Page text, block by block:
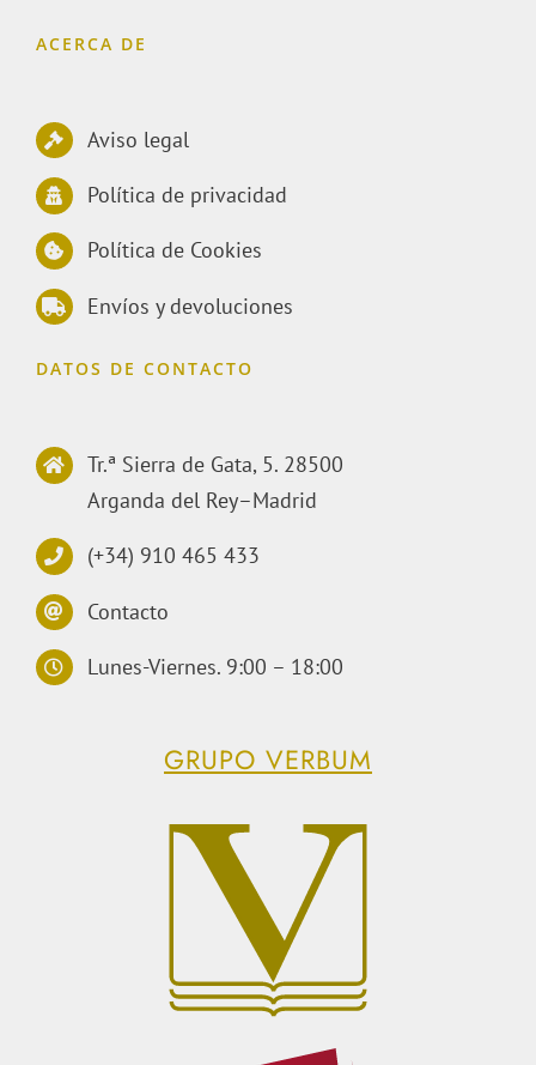
ACERCA DE
Aviso legal
Política de privacidad
Política de Cookies
Envíos y devoluciones
DATOS DE CONTACTO
Tr.ª Sierra de Gata, 5. 28500
Arganda del Rey–Madrid
(+34) 910 465 433
Contacto
Lunes-Viernes. 9:00 – 18:00
GRUPO VERBUM